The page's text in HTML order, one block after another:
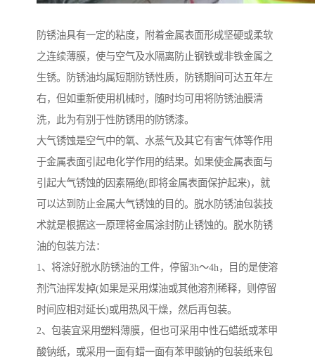
防锈油具有一定的粘度，附着金属表面形成坚硬或柔软
之连续薄膜，使与空气及水隔离防止钢铁或非铁金属之
生锈。防锈油均属短期防锈性质，防锈期间可达五年左
右，但如重新使用机械时，随时均可用将防锈油膜清
洗，此为有别于性防锈用的防锈漆。
大气锈蚀是空气中的氧、水蒸气及其它有害气体等作用
于金属表面引起电化学作用的结果。如果使金属表面与
引起大气锈蚀的因素隔绝(即将金属表面保护起来)，就
可以达到防止金属大气锈蚀的目的。脱水防锈油包装技
术就是根据这一原理将金属涂封防止锈蚀的。脱水防锈
油的包装方法：
1、将涂好脱水防锈油的工件，停留3h～4h，目的是使溶
剂汽油挥发掉(如果是采用煤油或其他溶剂稀释，则停留
时间应相对延长)或用热风干燥，然后再包装。
2、包装宜采用塑料薄膜，但也可采用中性石蜡纸或苯甲
酸钠纸，或采用一面有蜡一面有苯甲酸钠的包装纸来包